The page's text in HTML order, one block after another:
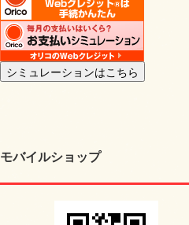
モバイルショップ